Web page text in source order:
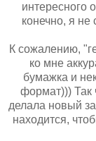
интересного
конечно, я не
К сожалению,
ко мне
бумажка и
формат))) Так
делала новый
находится,